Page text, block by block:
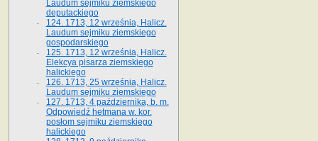
Laudum sejmiku ziemskiego
deputackiego
124. 1713, 12 września, Halicz.
Laudum sejmiku ziemskiego
gospodarskiego
125. 1713, 12 września, Halicz.
Elekcya pisarza ziemskiego
halickiego
126. 1713, 25 września, Halicz.
Laudum sejmiku ziemskiego
127. 1713, 4 października, b. m.
Odpowiedź hetmana w. kor.
posłom sejmiku ziemskiego
halickiego